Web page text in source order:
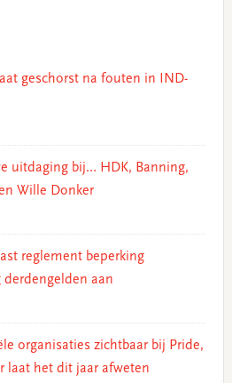
geschorst na fouten in IND-
uitdaging bij… HDK, Banning,
Wille Donker
reglement beperking
aan
organisaties zichtbaar bij Pride,
laat het dit jaar afweten